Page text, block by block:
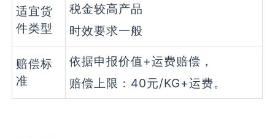
适宜货
件类型
税金较高产品
时效要求一般
赔偿标
准
依据申报价值+运费赔偿，
赔偿上限：40元/KG+运费。